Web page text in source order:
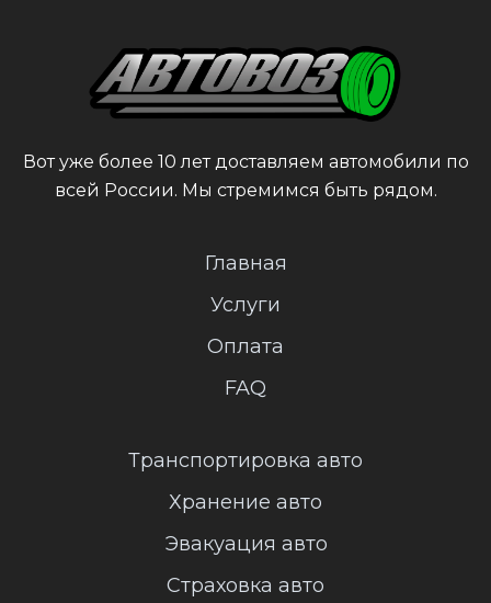
Вот уже более 10 лет доставляем автомобили по
всей России. Мы стремимся быть рядом.
Главная
Услуги
Оплата
FAQ
Транспортировка авто
Хранение авто
Эвакуация авто
Страховка авто